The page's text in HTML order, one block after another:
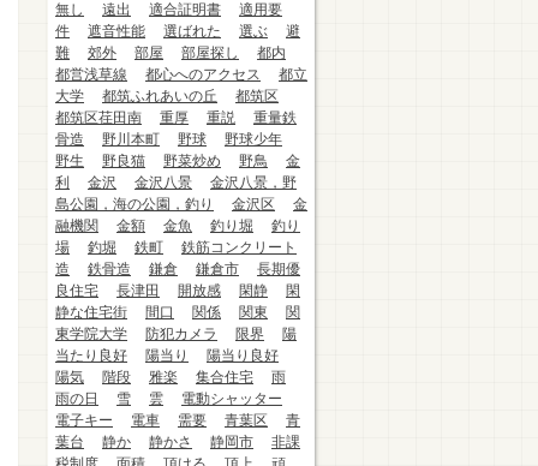
無し
遠出 適合証明書
適用要
件
遮音性能 選ばれた 選ぶ
避
難
郊外 部屋 部屋探し
都内
都営浅草線
都心へのアクセス
都立
大学
都筑ふれあいの丘
都筑区
都筑区荏田南
重厚 重説
重量鉄
骨造
野川本町 野球
野球少年
野生
野良猫 野菜炒め 野鳥
金
利
金沢 金沢八景
金沢八景，野
島公園，海の公園，釣り
金沢区
金
融機関
金額 金魚 釣り堀
釣り
場
釣堀 鉄町
鉄筋コンクリート
造
鉄骨造 鎌倉 鎌倉市
長期優
良住宅
長津田 開放感 閑静
閑
静な住宅街
間口 関係 関東
関
東学院大学
防犯カメラ 限界
陽
当たり良好
陽当り
陽当り良好
陽気
階段 雅楽 集合住宅
雨
雨の日
雪 雲
電動シャッター
電子キー
電車 需要 青葉区
青
葉台
静か 静かさ 静岡市
非課